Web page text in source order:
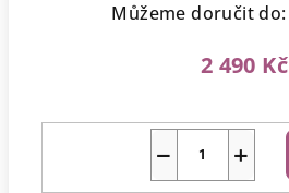
Můžeme doručit do:
2 490 Kč
+
−